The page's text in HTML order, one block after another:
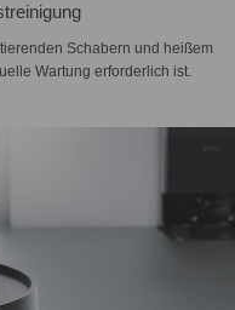
Schabern und heißem
Wartung erforderlich ist.